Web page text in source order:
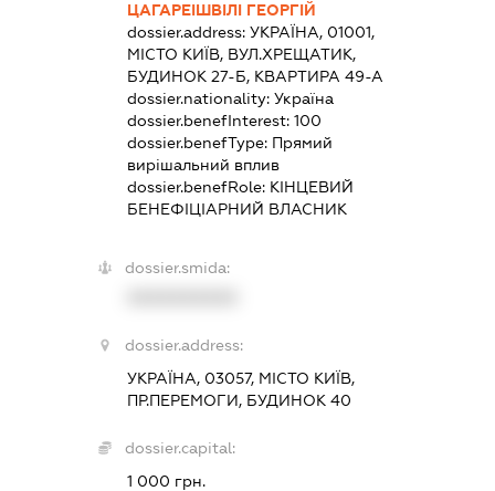
ЦАГАРЕІШВІЛІ ГЕОРГІЙ
dossier.address: УКРАЇНА, 01001,
МІСТО КИЇВ, ВУЛ.ХРЕЩАТИК,
БУДИНОК 27-Б, КВАРТИРА 49-А
dossier.nationality: Україна
dossier.benefInterest: 100
dossier.benefType: Прямий
вирішальний вплив
dossier.benefRole: КІНЦЕВИЙ
БЕНЕФІЦІАРНИЙ ВЛАСНИК
dossier.smida:
dossier.address:
УКРАЇНА, 03057, МІСТО КИЇВ,
ПР.ПЕРЕМОГИ, БУДИНОК 40
dossier.capital:
1 000 грн.